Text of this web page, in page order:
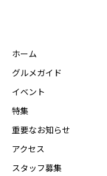
ホーム
グルメガイド
イベント
特集
重要なお知らせ
アクセス
スタッフ募集